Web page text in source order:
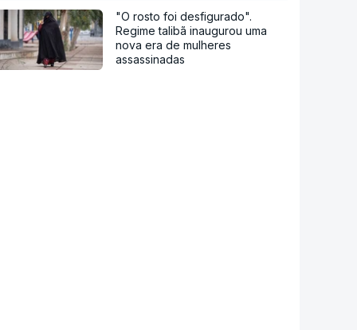
"O rosto foi desfigurado".
Regime talibã inaugurou uma
nova era de mulheres
assassinadas